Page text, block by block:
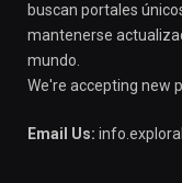
buscan portales
mantenerse
mundo.
We're accepting new
Email Us: